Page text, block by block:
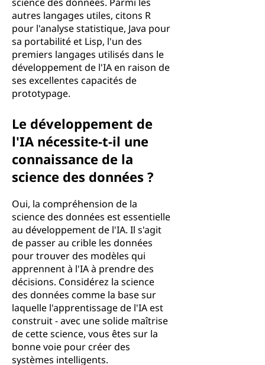
autres langages utiles, citons R
pour l'analyse statistique, Java pour
sa portabilité et Lisp, l'un des
premiers langages utilisés dans le
développement de l'IA en raison de
ses excellentes capacités de
prototypage.
Le développement de
l'IA nécessite-t-il une
connaissance de la
science des données ?
Oui, la compréhension de la
science des données est essentielle
au développement de l'IA. Il s'agit
de passer au crible les données
pour trouver des modèles qui
apprennent à l'IA à prendre des
décisions. Considérez la science
des données comme la base sur
laquelle l'apprentissage de l'IA est
construit - avec une solide maîtrise
de cette science, vous êtes sur la
bonne voie pour créer des
systèmes intelligents.